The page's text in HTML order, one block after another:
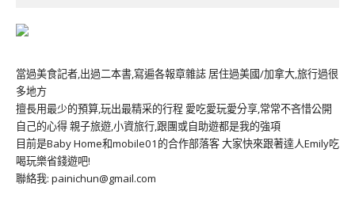
當過美食記者,出過二本書,寫遍各報章雜誌 居住過美國/加拿大,旅行過很
多地方
擅長用最少的預算,玩出最精采的行程 愛吃愛玩愛分享,常常不吝惜公開
自己的心得 親子旅遊,小資旅行,跟團或自助遊都是我的強項
目前是Baby Home和mobile01的合作部落客 大家快來跟著達人Emily吃
喝玩樂省錢遊吧!
聯絡我: painichun@gmail.com